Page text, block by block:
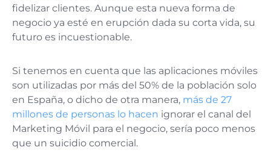
fidelizar clientes. Aunque esta nueva forma de
negocio ya esté en erupción dada su corta vida, su
futuro es incuestionable.
Si tenemos en cuenta que las aplicaciones móviles
son utilizadas por más del 50% de la población solo
en España, o dicho de otra manera, más de 27
millones de personas lo hacen ignorar el canal del
Marketing Móvil para el negocio, sería poco menos
que un suicidio comercial.